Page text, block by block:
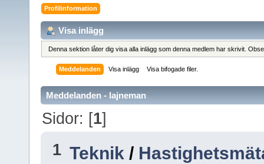
Profilinformation
Visa inlägg
Denna sektion låter dig visa alla inlägg som denna medlem har skrivit.
Meddelanden Visa inlägg Visa bifogade filer.
Meddelanden - lajneman
Sidor: [1]
1 Teknik /